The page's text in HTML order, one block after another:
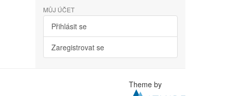
MŮJ ÚČET
Přihlásit se
Zaregistrovat se
Theme by